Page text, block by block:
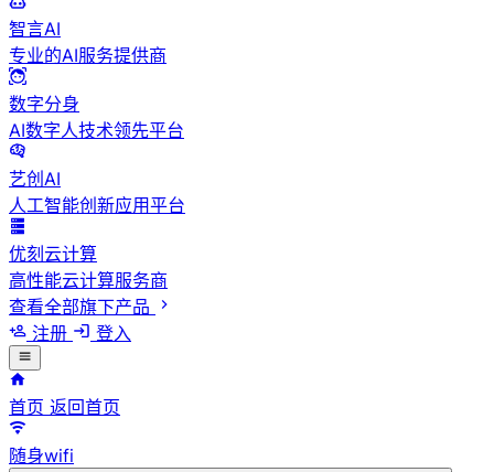
智言AI
专业的AI服务提供商
数字分身
AI数字人技术领先平台
艺创AI
人工智能创新应用平台
优刻云计算
高性能云计算服务商
查看全部旗下产品
注册
登入
首页 返回首页
随身wifi